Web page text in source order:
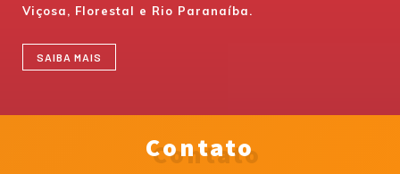
Viçosa, Florestal e Rio Paranaíba.
SAIBA MAIS
Contato